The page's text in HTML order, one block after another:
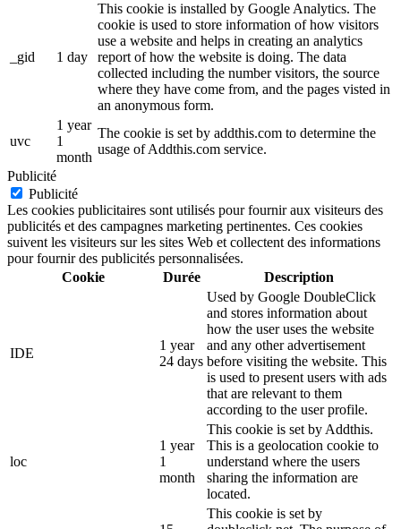
_gid 1 day
This cookie is installed by Google Analytics. The
cookie is used to store information of how visitors
use a website and helps in creating an analytics
report of how the website is doing. The data
collected including the number visitors, the source
where they have come from, and the pages visted in
an anonymous form.
uvc
1 year
1
month
The cookie is set by addthis.com to determine the
usage of Addthis.com service.
Publicité
Publicité
Les cookies publicitaires sont utilisés pour fournir aux visiteurs des
publicités et des campagnes marketing pertinentes. Ces cookies
suivent les visiteurs sur les sites Web et collectent des informations
pour fournir des publicités personnalisées.
Cookie
Durée Description
IDE
1 year
24 days
Used by Google DoubleClick
and stores information about
how the user uses the website
and any other advertisement
before visiting the website. This
is used to present users with ads
that are relevant to them
according to the user profile.
loc
1 year
1
month
This cookie is set by Addthis.
This is a geolocation cookie to
understand where the users
sharing the information are
located.
This cookie is set by